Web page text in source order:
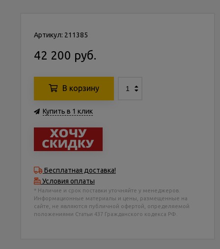
Артикул: 211385
42 200 руб.
В корзину
Купить в 1 клик
Бесплатная доставка!
Условия оплаты
* Наличие и срок поставки уточняйте у менеджеров.
Информационные материалы и цены, размещенные на
сайте, не являются публичной офертой, определяемой
положениями Статьи 437 Гражданского кодекса РФ.